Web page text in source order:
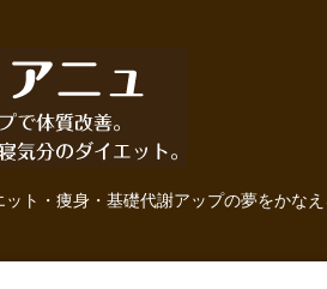
ト・痩身・基礎代謝アップの夢をかなえ